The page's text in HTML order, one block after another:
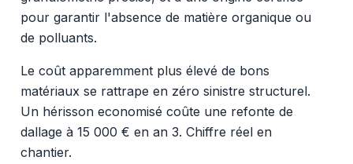
pour garantir l'absence de matière organique ou
de polluants.
Le coût apparemment plus élevé de bons
matériaux se rattrape en zéro sinistre structurel.
Un hérisson economisé coûte une refonte de
dallage à 15 000 € en an 3. Chiffre réel en
chantier.